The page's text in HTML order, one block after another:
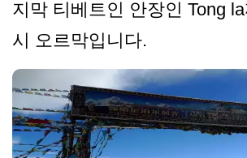
지막 티베트인 안장인 Tong
시 오르막입니다.